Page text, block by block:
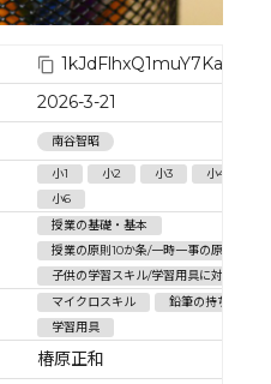
1kJdFlhxQ1muY7KaLfD8
2026-3-21
南谷智昭
小1 小2 小3 小4
小6
授業の基礎・基本
授業の原則10か条/一時一事の原則
子供の学習スキル/学習用具に対する決
マイクロスキル
鉛筆の持ち方
学習用具
椿原正和